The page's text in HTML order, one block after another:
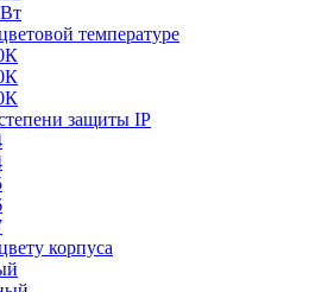
температуре
защиты IP
корпуса